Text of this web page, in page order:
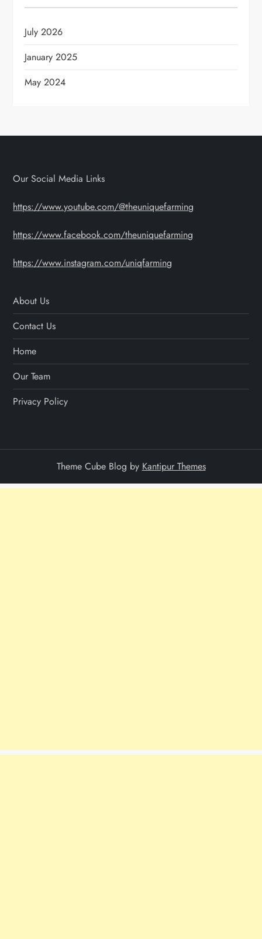
July 2026
January 2025
May 2024
Our Social Media Links
https://www.youtube.com/@theuniquefarming
https://www.facebook.com/theuniquefarming
https://www.instagram.com/uniqfarming
About Us
Contact Us
Home
Our Team
Privacy Policy
Theme Cube Blog by Kantipur Themes